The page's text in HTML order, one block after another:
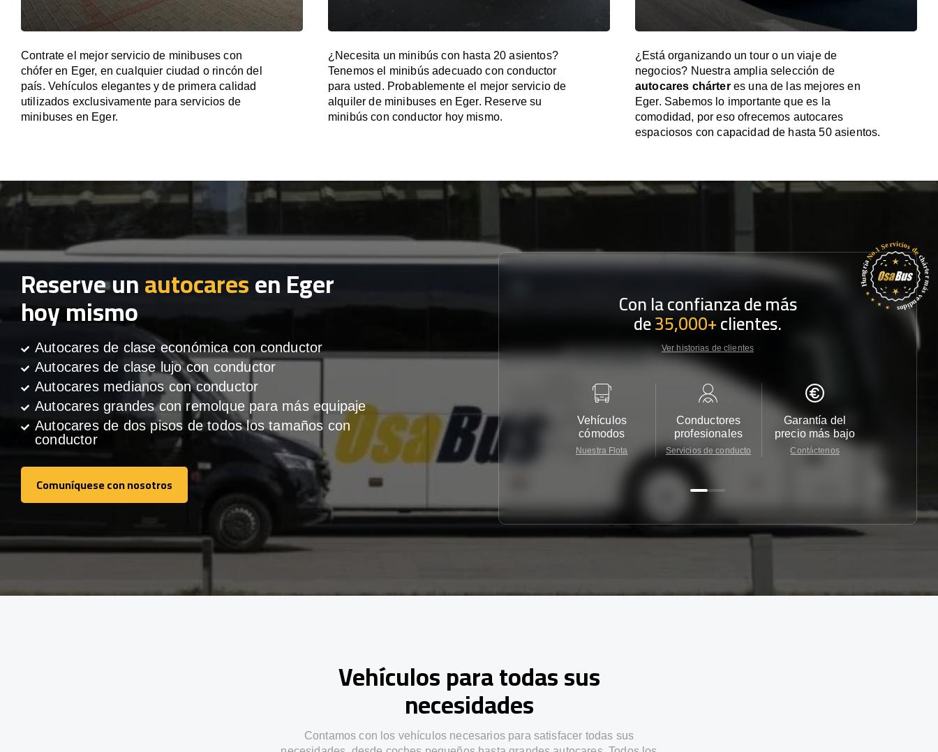
Contrate el mejor servicio de minibuses con
chófer en Eger, en cualquier ciudad o rincón del
país. Vehículos elegantes y de primera calidad
utilizados exclusivamente para servicios de
minibuses en Eger.
¿Necesita un minibús con hasta 20 asientos?
Tenemos el minibús adecuado con conductor
para usted. Probablemente el mejor servicio de
alquiler de minibuses en Eger. Reserve su
minibús con conductor hoy mismo.
¿Está organizando un tour o un viaje de
negocios? Nuestra amplia selección de
autocares chárteres una de las mejores en
Eger. Sabemos lo importante que es la
comodidad, por eso ofrecemos autocares
espaciosos con capacidad de hasta 50 asientos.
Reserve unautocaresen Eger
hoy mismo
Autocares de clase económica con conductor
Autocares de clase lujo con conductor
Autocares medianos con conductor
Autocares grandes con remolque para más equipaje
Autocares de dos pisos de todos los tamaños con
conductor
Comuníquese con nosotros
Comuníquese con nosotros
Con la confianza de más
de35,000+clientes.
Ver historias de clientes
Vehículos
cómodos
Nuestra Flota
Conductores
profesionales
Servicios de conducto
Garantía del
precio más bajo
Contáctenos
Vehículos para todas sus
necesidades
Contamos con los vehículos necesarios para satisfacer todas sus